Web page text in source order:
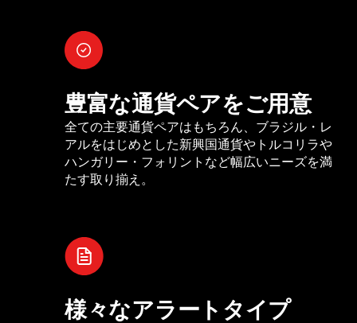
豊富な通貨ペアをご用意
全ての主要通貨ペアはもちろん、ブラジル・レ
アルをはじめとした新興国通貨やトルコリラや
ハンガリー・フォリントなど幅広いニーズを満
たす取り揃え。
様々なアラートタイプ